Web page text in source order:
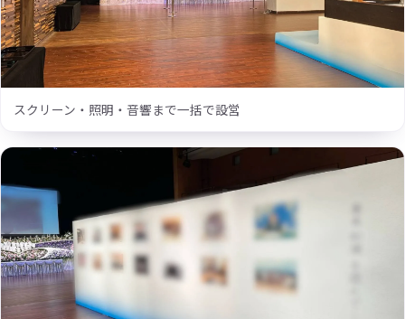
スクリーン・照明・音響まで一括で設営